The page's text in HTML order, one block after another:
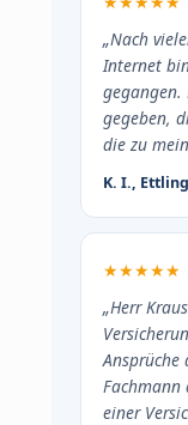
„Nach
Internet
gegeben,
die zu
K. I.,
★★★★★
„Herr
Ansprüche
Fachmann
einer